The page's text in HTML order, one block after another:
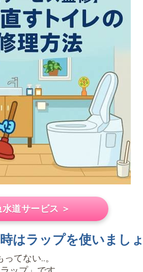
道サービス ＞
はラップを使いまし
てない..。